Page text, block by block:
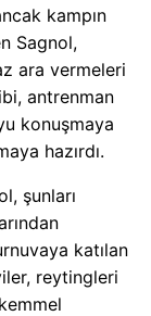
kampın
Sagnol,
ara vermeleri
antrenman
konuşmaya
hazırdı.
şunları
katılan
reytingleri